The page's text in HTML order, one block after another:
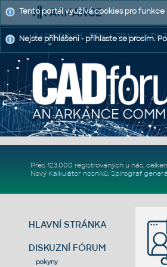
CAD FÓRUM - TIPY A TRIKY |
Přes 123.000 registrovaných u nás,
Nový Kalkulátor nosníků, Spirograf
HLAVNÍ STRÁNKA
DISKUZNÍ FÓRUM
pokyny
Tento portál využívá cookies pro
Nejste přihlášeni - přihlaste se prosím.